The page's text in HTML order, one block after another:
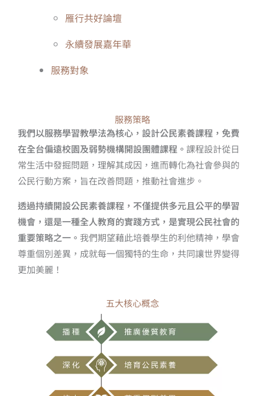
雁行共好論壇
永續發展嘉年華
服務對象
服務策略
我們以服務學習教學法為核心，設計公民素養課程，免費
在全台偏遠校園及弱勢機構開設團體課程。 課程設計從日
常生活中發掘問題，理解其成因，進而轉化為社會參與的
公民行動方案，旨在改善問題，推動社會進步。
透過持續開設公民素養課程，不僅提供多元且公平的學習
機會，還是一種全人教育的實踐方式，是實現公民社會的
重要策略之一。 我們期望藉此培養學生的利他精神，學會
尊重個別差異，成就每一個獨特的生命，共同讓世界變得
更加美麗！
五大核心概念